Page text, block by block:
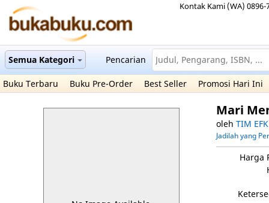
Kontak Kami (WA) 0896-
Semua Kategori Pencarian
Buku Terbaru Buku Pre-Order Best Seller Promosi Hari Ini
Mari
oleh TIM EFK
Jadilah yang
Harga